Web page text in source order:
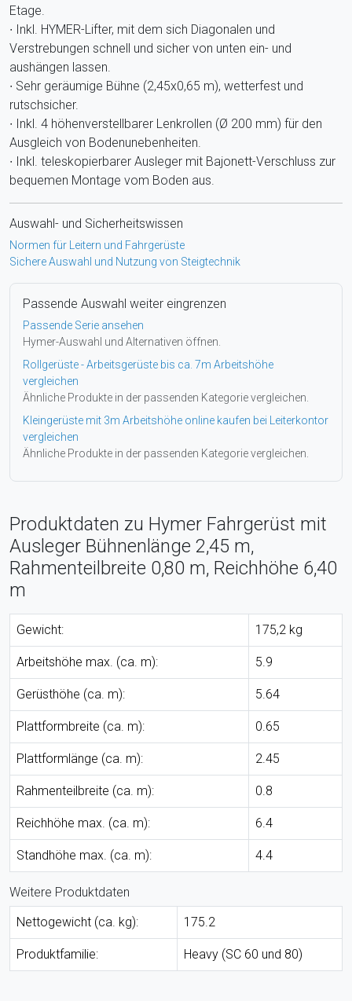
Etage.
∙ Inkl. HYMER-Lifter, mit dem sich Diagonalen und
Verstrebungen schnell und sicher von unten ein- und
aushängen lassen.
∙ Sehr geräumige Bühne (2,45x0,65 m), wetterfest und
rutschsicher.
∙ Inkl. 4 höhenverstellbarer Lenkrollen (Ø 200 mm) für den
Ausgleich von Bodenunebenheiten.
∙ Inkl. teleskopierbarer Ausleger mit Bajonett-Verschluss zur
bequemen Montage vom Boden aus.
Auswahl- und Sicherheitswissen
Normen für Leitern und Fahrgerüste
Sichere Auswahl und Nutzung von Steigtechnik
Passende Auswahl weiter eingrenzen
Passende Serie ansehen
Hymer-Auswahl und Alternativen öffnen.
Rollgerüste - Arbeitsgerüste bis ca. 7m Arbeitshöhe
vergleichen
Ähnliche Produkte in der passenden Kategorie vergleichen.
Kleingerüste mit 3m Arbeitshöhe online kaufen bei Leiterkontor
vergleichen
Ähnliche Produkte in der passenden Kategorie vergleichen.
Produktdaten zu Hymer Fahrgerüst mit
Ausleger Bühnenlänge 2,45 m,
Rahmenteilbreite 0,80 m, Reichhöhe 6,40
m
Gewicht: 175,2 kg
Arbeitshöhe max. (ca. m): 5.9
Gerüsthöhe (ca. m): 5.64
Plattformbreite (ca. m): 0.65
Plattformlänge (ca. m): 2.45
Rahmenteilbreite (ca. m): 0.8
Reichhöhe max. (ca. m): 6.4
Standhöhe max. (ca. m): 4.4
Weitere Produktdaten
Nettogewicht (ca. kg):
175.2
Produktfamilie: Heavy (SC 60 und 80)